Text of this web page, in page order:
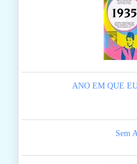
ANO EM QUE
Sem